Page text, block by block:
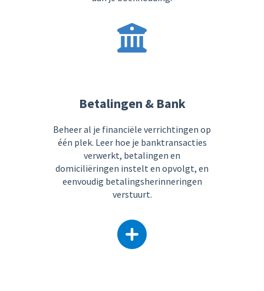
Betalingen & Bank
Beheer al je financiële verrichtingen op
één plek. Leer hoe je banktransacties
verwerkt, betalingen en
domiciliëringen instelt en opvolgt, en
eenvoudig betalingsherinneringen
verstuurt.